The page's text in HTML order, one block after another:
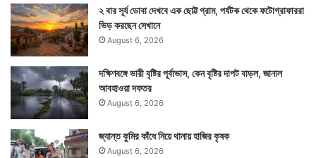
২ বার সূর্য ডোবা দেখবে এক ছোট্ট গ্রাম, পর্যটক থেকে ফটোগ্রাফাররা
ভিড় করছেন সেখানে
August 6, 2026
দক্ষিণবঙ্গে ভারী বৃষ্টির পূর্বাভাস, কেন বৃষ্টির দাপট বাড়ল, জানাল
আবহাওয়া দফতর
August 6, 2026
জ্যান্ত কুমির কাঁধে নিয়ে থানায় হাজির কৃষক
August 6, 2026